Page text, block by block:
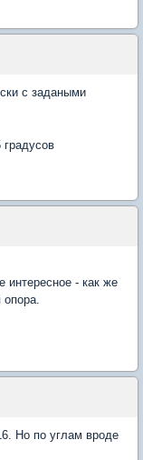
с задаными
интересное - как же
Но по углам вроде